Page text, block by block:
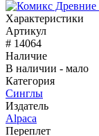
Характеристики
Артикул
# 14064
Наличие
В наличии - мало
Категория
Синглы
Издатель
Alpaca
Переплет